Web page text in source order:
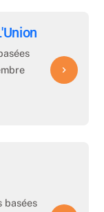
navigate_next
basées